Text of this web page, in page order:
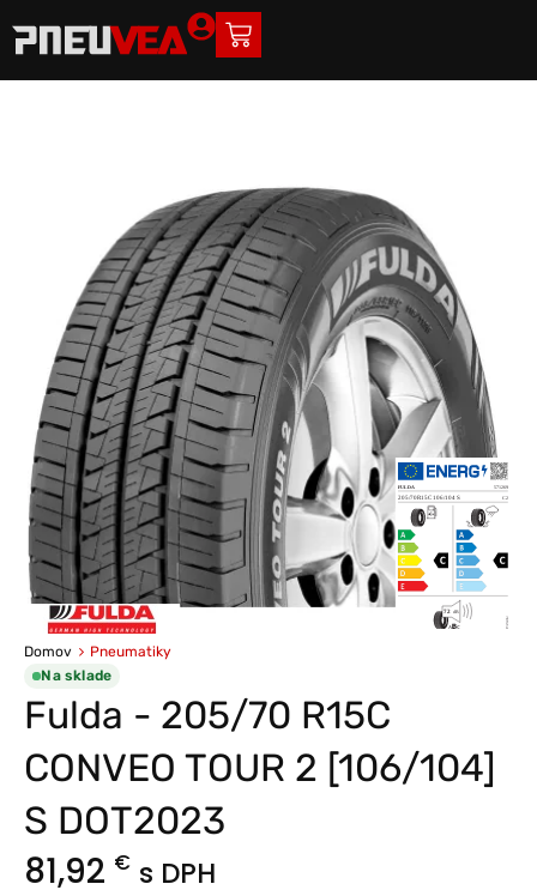
Domov
Pneumatiky
Na sklade
Fulda - 205/70 R15C
CONVEO TOUR 2 [106/104]
S DOT2023
81,92 € s DPH